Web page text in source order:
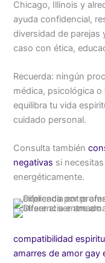
Chicago, Illinois y
ayuda confidencial,
diversidad de parejas
caso con ética,
Recuerda: ningún
médica, psicológica o
equilibra tu vida
cuidado personal.
Consulta también
negativas si
energéticamente.
compatibilidad
amarres de amor gay